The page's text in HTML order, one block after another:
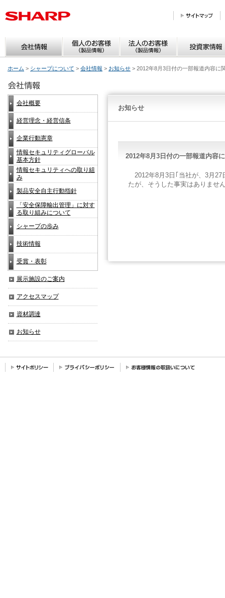
ホーム > シャープについて > 会社情報 > お知らせ > 2012年8月3日付の一部報道内容に
会社概要
経営理念・経営信条
企業行動憲章
情報セキュリティグローバル
基本方針
情報セキュリティへの取り組
み
製品安全自主行動指針
「安全保障輸出管理」に対す
る取り組みについて
シャープの歩み
技術情報
受賞・表彰
展示施設のご案内
アクセスマップ
資材調達
お知らせ
お知らせ
2012年8月3日付の一部報道内容
2012年8月3日｢当社が、3月
たが、そうした事実はありませ